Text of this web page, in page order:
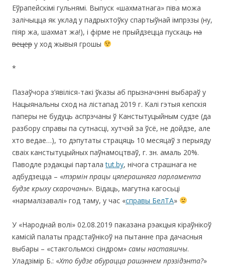
Еўрапейскімі гульнямі. Выпуск «шахматнага» піва можа
залічыцца як уклад у падрыхтоўку спартыўнай імпрэзы (ну,
піяр жа, шахмат жа!), і фірме не прыйдзецца пускаць на
вецер у ход жывыя грошы
*
Пазаўчора з’явіліся-такі ўказы аб прызначэнні выбараў у
Нацыянальны сход на лістапад 2019 г. Калі гэтыя кепскія
паперы не будуць аспрэчаны ў Канстытуцыйным судзе (да
разбору справы па сутнасці, хутчэй за ўсё, не дойдзе, але
хто ведае…), то дэпутаты страцяць 10 месяцаў з перыяду
сваіх канстытуцыйных паўнамоцтваў, г. зн. амаль 20%.
Паводле рэдакцыі парталаtut.by, нічога страшнага не
адбудзецца – «тэрмін працы цяперашняга парламента
будзе крыху скарочаны». Відаць, магутна кагосьці
«нармалізавалі» год таму, у час «справы БелТА»
У «Народнай волі» 02.08.2019 паказана рэакцыя кіраўнікоў
камісій палаты прадстаўнікоў на пытанне пра дачасныя
выбары – «стакгольмскі сіндром» самы настаяшчы.
Уладзімір Б.: «Хто будзе абурацца рашэннем прэзідэнта?»